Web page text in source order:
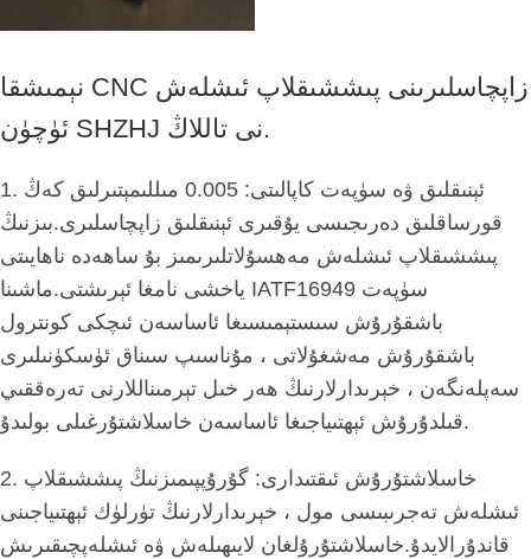
نېمىشقا CNC زاپچاسلىرىنى پىششىقلاپ ئىشلەش
ئۈچۈن SHZHJ نى تاللاڭ.
1. ئېنىقلىق ۋە سۈپەت كاپالىتى: 0.005 مىللىمېتىرلىق كەڭ
قورساقلىق دەرىجىسى يۇقىرى ئېنىقلىق زاپچاسلىرى.بىزنىڭ
پىششىقلاپ ئىشلەش مەھسۇلاتلىرىمىز بۇ ساھەدە ناھايىتى
ياخشى نامغا ئېرىشتى.ماشىنا IATF16949 سۈپەت
باشقۇرۇش سىستېمىسىغا ئاساسەن ئىچكى كونترول
باشقۇرۇش مەشغۇلاتى ، مۇناسىپ سىناق ئۈسكۈنىلىرى
سەپلەنگەن ، خېرىدارلارنىڭ ھەر خىل تېرمىناللارنى تەرەققىي
قىلدۇرۇش ئېھتىياجىغا ئاساسەن خاسلاشتۇرغىلى بولىدۇ.
2. خاسلاشتۇرۇش ئىقتىدارى: گۇرۇپپىمىزنىڭ پىششىقلاپ
ئىشلەش تەجرىبىسى مول ، خېرىدارلارنىڭ تۈرلۈك ئېھتىياجىنى
قاندۇرالايدۇ.خاسلاشتۇرۇلغان لايىھىلەش ۋە ئىشلەپچىقىرىش